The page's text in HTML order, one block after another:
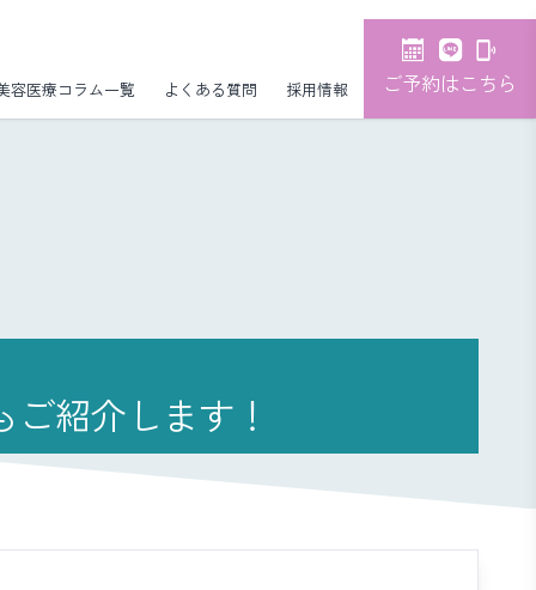
容医療コラム一覧 よくある質問 採用情報 ご予約はこちら
紹介します！